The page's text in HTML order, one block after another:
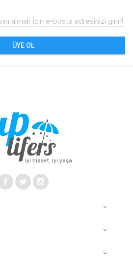
almak için e-posta adresinizi girin!
ÜYE OL
iyi hisset, iyi yaşa